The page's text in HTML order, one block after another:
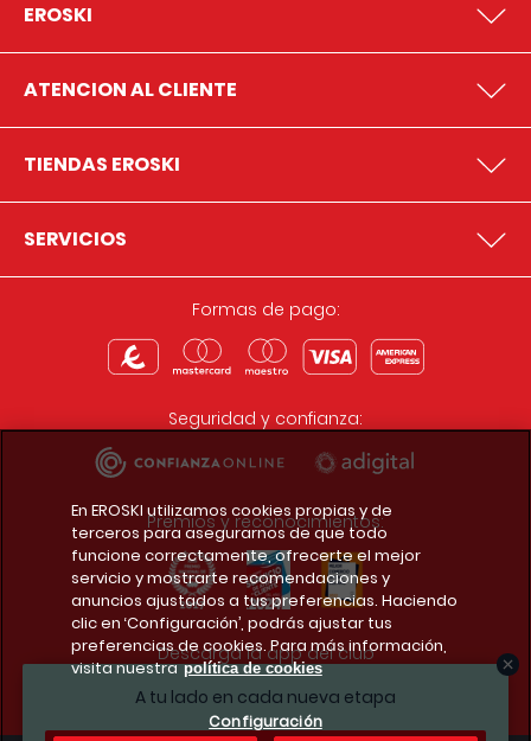
A tu lado en cada nueva etapa
EROSKI
ATENCION AL CLIENTE
TIENDAS EROSKI
SERVICIOS
Formas de pago:
Seguridad y confianza:
Premios y reconocimientos:
Descarga la app del club
En EROSKI utilizamos cookies propias y de
terceros para asegurarnos de que todo
funcione correctamente, ofrecerte el mejor
servicio y mostrarte recomendaciones y
anuncios ajustados a tus preferencias. Haciendo
clic en ‘Configuración’, podrás ajustar tus
preferencias de cookies. Para más información,
visita nuestra política de cookies
Configuración